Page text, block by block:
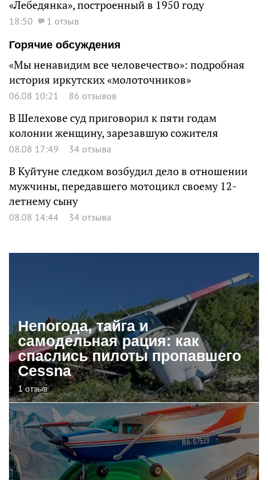
«Лебедянка», построенный в 1950 году
18:50
1 отзыв
Горячие обсуждения
«Мы ненавидим все человечество»: подробная
история иркутских «молоточников»
06.08 10:21 86 отзывов
В Шелехове суд приговорил к пяти годам
колонии женщину, зарезавшую сожителя
08.08 17:49 34 отзыва
В Куйтуне следком возбудил дело в отношении
мужчины, передавшего мотоцикл своему 12-
летнему сыну
08.08 14:44 34 отзыва
Непогода, тайга и
самодельная рация: как
спаслись пилоты пропавшего
Cessna
1 отзыв